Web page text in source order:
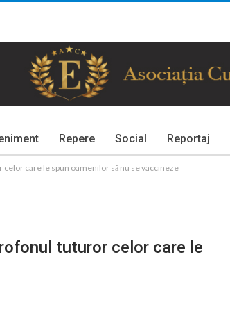
Repere Social Reportaj
care le spun oamenilor să nu se vaccineze
tuturor celor care le